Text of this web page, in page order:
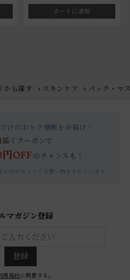
カートに追加
から探す スキンケア パック・マ
けのおトク情報をお届け！
届くクーポンで
円OFF のチャンスも！
の方がおトクにお買い物をされています
マガジン登録
登録
用規約 に同意する。